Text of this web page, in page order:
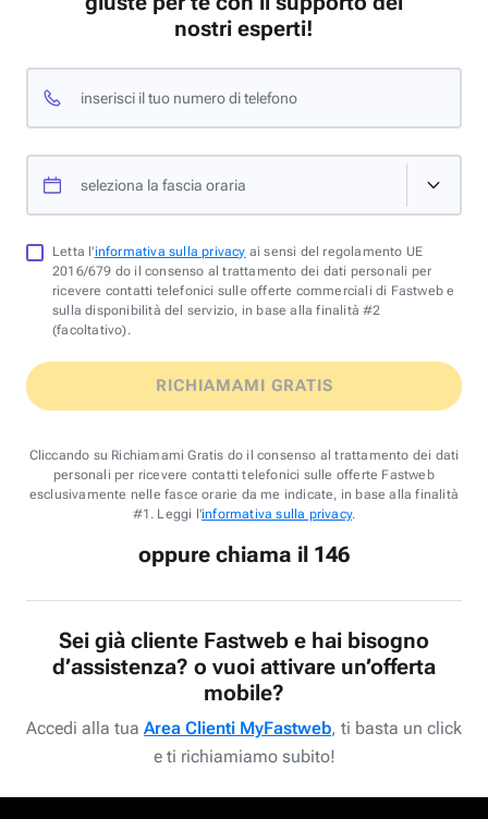
nostri esperti!
inserisci il tuo numero di telefono
seleziona la fascia oraria
Letta l'informativa sulla privacy ai sensi del regolamento UE
2016/679 do il consenso al trattamento dei dati personali per
ricevere contatti telefonici sulle offerte commerciali di Fastweb e
sulla disponibilità del servizio, in base alla finalità #2
(facoltativo).
RICHIAMAMI GRATIS
Cliccando su Richiamami Gratis do il consenso al trattamento dei dati
personali per ricevere contatti telefonici sulle offerte Fastweb
esclusivamente nelle fasce orarie da me indicate, in base alla finalità
#1. Leggi l'informativa sulla privacy.
oppure chiama il 146
Sei già cliente Fastweb e hai bisogno
d’assistenza? o vuoi attivare un’offerta
mobile?
Accedi alla tua Area Clienti MyFastweb, ti basta un click
e ti richiamiamo subito!